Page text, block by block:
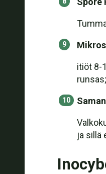
itiöt 8-
ja sillä